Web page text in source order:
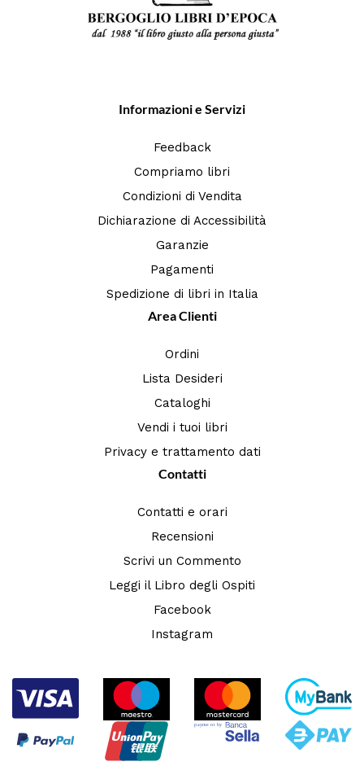
Informazioni e Servizi
Feedback
Compriamo libri
Condizioni di Vendita
Dichiarazione di Accessibilità
Garanzie
Pagamenti
Spedizione di libri in Italia
Area Clienti
Ordini
Lista Desideri
Cataloghi
Vendi i tuoi libri
Privacy e trattamento dati
Contatti
Contatti e orari
Recensioni
Scrivi un Commento
Leggi il Libro degli Ospiti
Facebook
Instagram